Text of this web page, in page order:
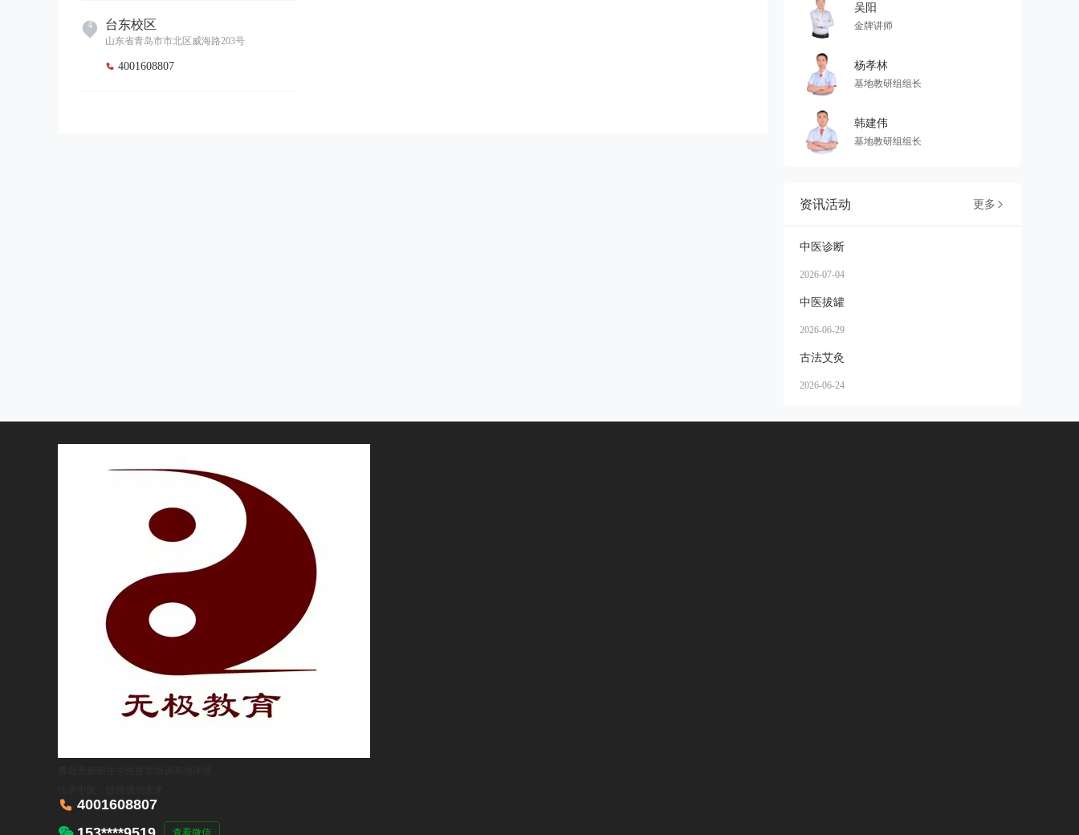
4 台东校区
山东省青岛市市北区威海路203号
 4001608807
山东省青岛市莱西市
4001608807
吴阳
金牌讲师
杨孝林
基地教研组组长
韩建伟
基地教研组组长
资讯活动 更多 
中医诊断
2026-07-04
中医拔罐
2026-06-29
古法艾灸
2026-06-24
 4001608807
查看微信